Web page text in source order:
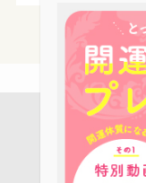
店舗案内 占い
ピーコック